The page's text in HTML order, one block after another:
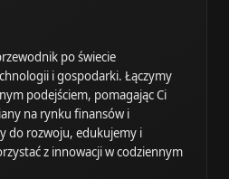
po świecie
i gospodarki. Łączymy
podejściem, pomagając Ci
na rynku finansów i
do rozwoju, edukujemy i
z innowacji w codziennym